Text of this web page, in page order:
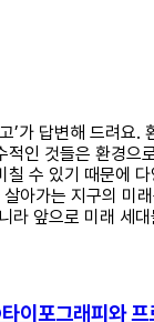
’가 답변해 드려요
적인 것들은 환경으
칠 수 있기 때문에
아가는 지구의 미
라 앞으로 미래 세
이포그래피와 프